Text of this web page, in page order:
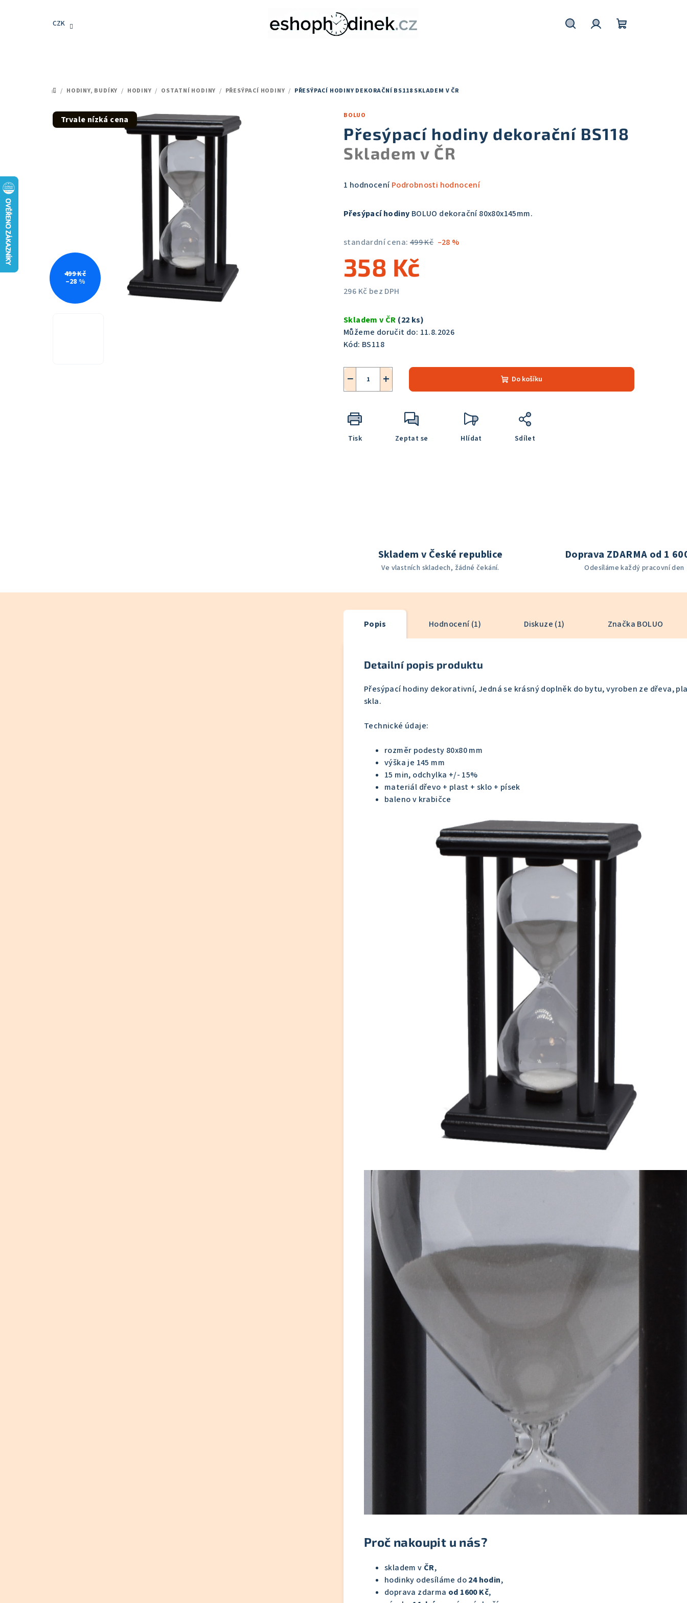
CZK
DOMŮ
/ HODINY, BUDÍKY / HODINY / OSTATNÍ HODINY / PŘESÝPACÍ HODINY / PŘESÝPACÍ HODINY DEKORAČNÍ BS118 SKLADEM V ČR
BOLUO
Přesýpací hodiny dekorační BS118
Skladem v ČR
Průměrné
produktu
z
5
hvězdiček.
1 hodnocení Podrobnosti hodnocení
Přesýpací hodiny BOLUO dekorační 80x80x145mm.
standardní cena: 499 Kč –28 %
358 Kč
296 Kč bez DPH
cena:
Skladem v ČR (22 ks)
Můžeme doručit do: 11.8.2026
Kód: BS118
+
− Do košíku
Tisk Zeptat se Hlídat Sdílet
Trvale nízká cena
499 Kč
–28 %
Skladem v České republice
Ve vlastních skladech, žádné čekání.
Doprava ZDARMA od 1
Odesíláme každý pracovní den
Popis Hodnocení (1) Diskuze (1) Značka BOLUO
Detailní popis produktu
Přesýpací hodiny dekorativní, Jedná se krásný doplněk do bytu, vyroben ze dřeva,
skla.
Technické údaje:
rozměr podesty 80x80 mm
výška je 145 mm
15 min, odchylka +/- 15%
materiál dřevo + plast + sklo + písek
baleno v krabičce
Proč nakoupit u nás?
skladem v ČR,
hodinky odesíláme do24 hodin,
doprava zdarma od 1600 Kč,